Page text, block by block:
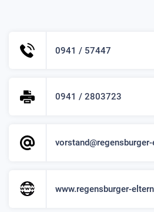
0941 / 57447
0941 / 2803723
www.regensburger-